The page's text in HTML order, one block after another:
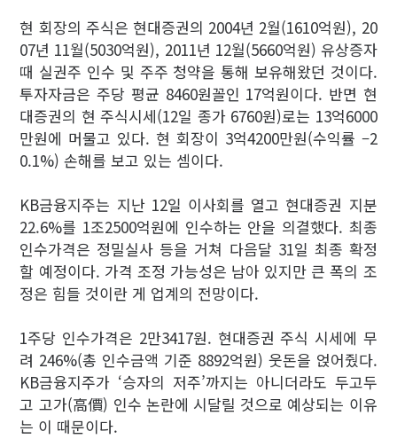
현 회장의 주식은 현대증권의 2004년 2월(1610억원), 20
07년 11월(5030억원), 2011년 12월(5660억원) 유상증자
때 실권주 인수 및 주주 청약을 통해 보유해왔던 것이다.
투자자금은 주당 평균 8460원꼴인 17억원이다. 반면 현
대증권의 현 주식시세(12일 종가 6760원)로는 13억6000
만원에 머물고 있다. 현 회장이 3억4200만원(수익률 –2
0.1%) 손해를 보고 있는 셈이다.
KB금융지주는 지난 12일 이사회를 열고 현대증권 지분
22.6%를 1조2500억원에 인수하는 안을 의결했다. 최종
인수가격은 정밀실사 등을 거쳐 다음달 31일 최종 확정
할 예정이다. 가격 조정 가능성은 남아 있지만 큰 폭의 조
정은 힘들 것이란 게 업계의 전망이다.
1주당 인수가격은 2만3417원. 현대증권 주식 시세에 무
려 246%(총 인수금액 기준 8892억원) 웃돈을 얹어줬다.
KB금융지주가 ‘승자의 저주’까지는 아니더라도 두고두
고 고가(高價) 인수 논란에 시달릴 것으로 예상되는 이유
는 이 때문이다.